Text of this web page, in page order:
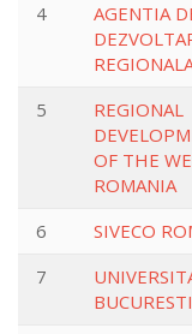
4
AGENTIA
5
REGIONAL
OF THE
ROMANIA
6 SIVECO
7
BUCURESTI